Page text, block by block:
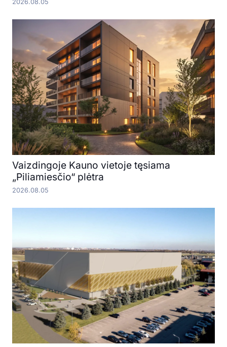
2026.08.05
Vaizdingoje Kauno vietoje tęsiama
„Piliamiesčio“ plėtra
2026.08.05